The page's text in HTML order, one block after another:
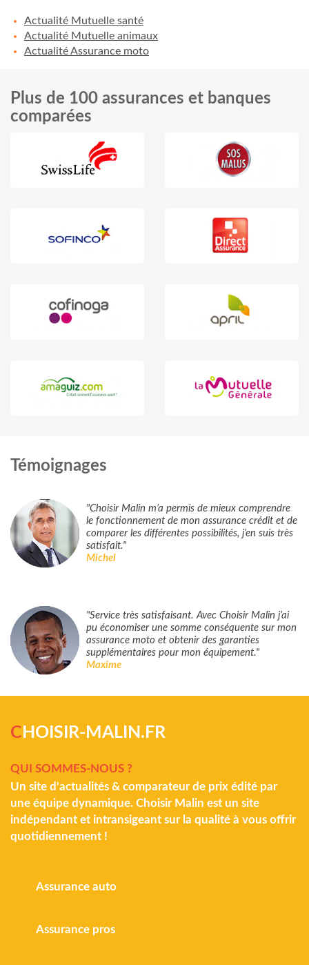
Actualité Mutuelle santé
Actualité Mutuelle animaux
Actualité Assurance moto
Plus de 100 assurances et banques
comparées
Témoignages
"Choisir Malin m’a permis de mieux comprendre
le fonctionnement de mon assurance crédit et de
comparer les différentes possibilités, j’en suis très
satisfait."
Michel
"Service très satisfaisant. Avec Choisir Malin j’ai
pu économiser une somme conséquente sur mon
assurance moto et obtenir des garanties
supplémentaires pour mon équipement."
Maxime
C HOISIR-MALIN.FR
QUI SOMMES-NOUS ?
Un site d'actualités & comparateur de prix édité par
une équipe dynamique. Choisir Malin est un site
indépendant et intransigeant sur la qualité à vous offrir
quotidiennement !
Assurance auto
Assurance pros